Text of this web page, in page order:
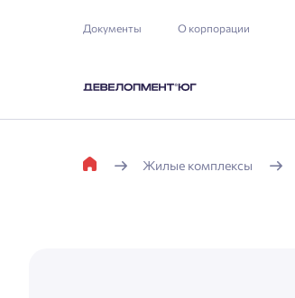
Документы О корпорации
Жилые комплексы